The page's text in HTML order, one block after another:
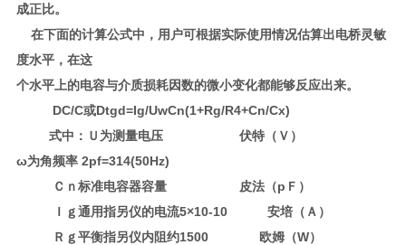
成正比。
在下面的计算公式中，用户可根据实际使用情况估算出电桥灵敏
度水平，在这
个水平上的电容与介质损耗因数的微小变化都能够反应出来。
DC/C或Dtgd=Ig/UwCn(1+Rg/R4+Cn/Cx)
式中：Ｕ为测量电压 伏特（Ｖ）
ω为角频率 2pf=314(50Hz)
Ｃｎ标准电容器容量 皮法（pＦ）
Ｉｇ通用指另仪的电流5×10-10 安培（Ａ）
Ｒｇ平衡指另仪内阻约1500 欧姆（W）